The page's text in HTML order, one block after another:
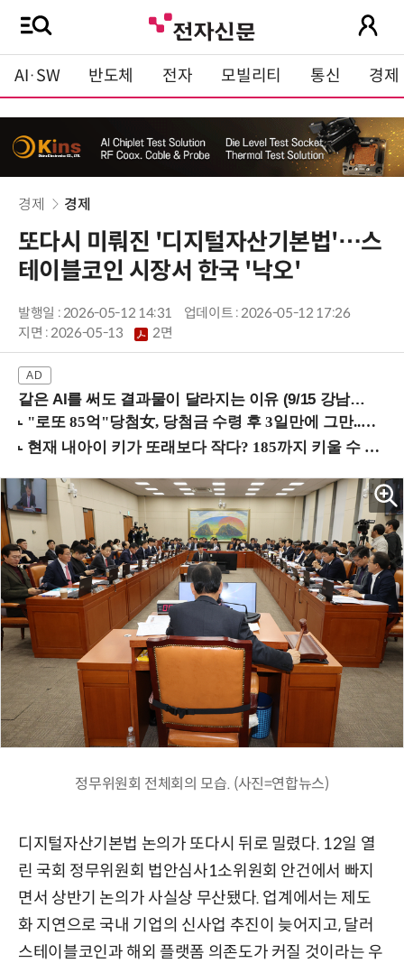
AI·SW 반도체 전자 모빌리티 통신 경제
경제 경제
또다시 미뤄진 '디지털자산기본법'…스
테이블코인 시장서 한국 '낙오'
발행일 : 2026-05-12 14:31
업데이트 : 2026-05-12 17:26
지면 :2026-05-13 2면
같은 AI를 써도 결과물이 달라지는 이유 (9/15 강남역)
정무위원회 전체회의 모습. (사진=연합뉴스)
디지털자산기본법 논의가 또다시 뒤로 밀렸다. 12일 열
린 국회 정무위원회 법안심사1소위원회 안건에서 빠지
면서 상반기 논의가 사실상 무산됐다. 업계에서는 제도
화 지연으로 국내 기업의 신사업 추진이 늦어지고, 달러
스테이블코인과 해외 플랫폼 의존도가 커질 것이라는 우